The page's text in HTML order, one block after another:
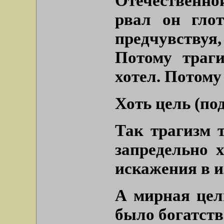
рвал он
Потому
хотел.
Хоть цель
Так трагизм
запредельно
искажения в
А мирная
было